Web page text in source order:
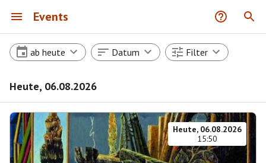
Events
ab heute Datum Filter
Heute, 06.08.2026
Heute, 06.08.2026
15:50